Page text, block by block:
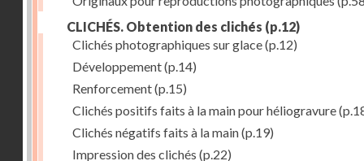
CLICHÉS. Obtention des clichés (p.12)
Clichés photographiques sur glace(p.12)
Développement(p.14)
Renforcement(p.15)
Clichés positifs faits à la main pour héliogravure
Clichés négatifs faits à la main(p.19)
Impression des clichés (p.22)